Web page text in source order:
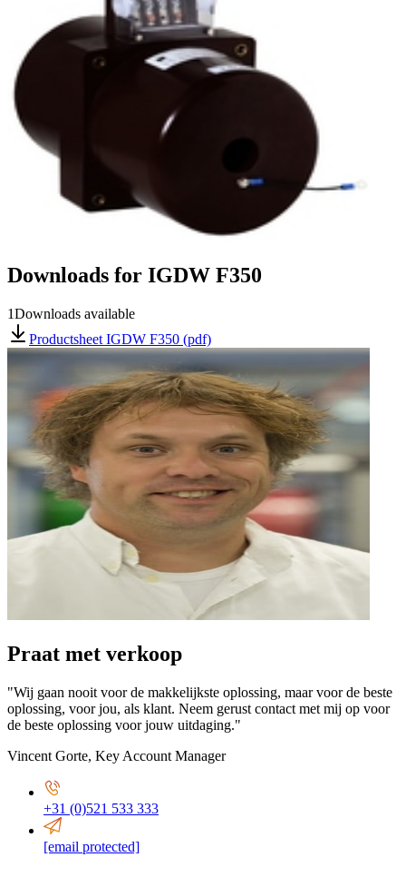
Downloads for IGDW F350
1Downloads available
Productsheet IGDW F350 (pdf)
Praat met verkoop
"Wij gaan nooit voor de makkelijkste oplossing, maar voor de beste
oplossing, voor jou, als klant. Neem gerust contact met mij op voor
de beste oplossing voor jouw uitdaging."
Vincent Gorte, Key Account Manager
+31 (0)521 533 333
[email protected]